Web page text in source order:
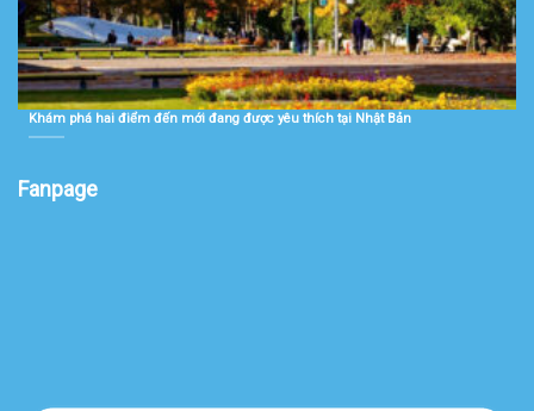
Khám phá hai điểm đến mới đang được yêu thích tại Nhật Bản
Fanpage